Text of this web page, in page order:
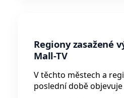
Regiony zasažené
Mall-TV
V těchto městech a
poslední době objevuje